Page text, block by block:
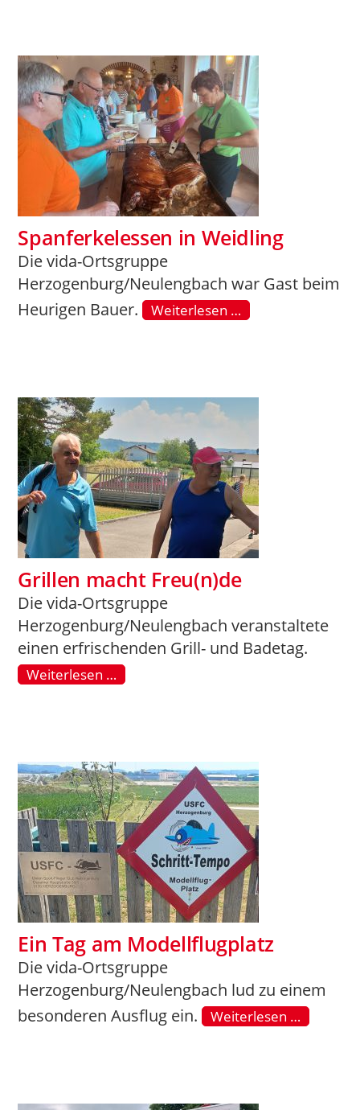
Spanferkelessen in Weidling
Die vida-Ortsgruppe
Herzogenburg/Neulengbach war Gast beim
Heurigen Bauer. Weiterlesen …
Grillen macht Freu(n)de
Die vida-Ortsgruppe
Herzogenburg/Neulengbach veranstaltete
einen erfrischenden Grill- und Badetag.
Weiterlesen …
Ein Tag am Modellflugplatz
Die vida-Ortsgruppe
Herzogenburg/Neulengbach lud zu einem
besonderen Ausflug ein. Weiterlesen …